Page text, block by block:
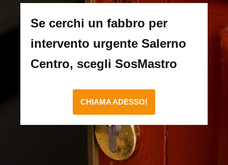
Se cerchi un fabbro per
intervento urgente Salerno
Centro, scegli SosMastro
CHIAMA ADESSO!